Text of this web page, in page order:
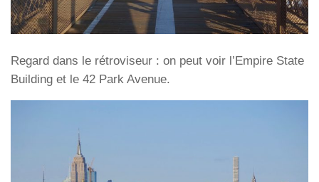
Regard dans le rétroviseur : on peut voir l’Empire State
Building et le 42 Park Avenue.